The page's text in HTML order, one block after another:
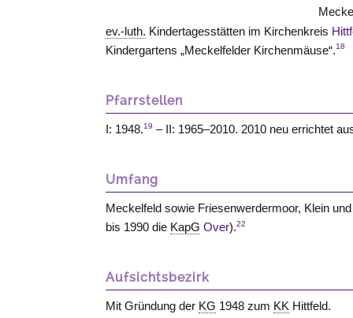
ev.-luth. Kindertagesstätten im Kirchenkreis
Kindergartens „Meckelfelder Kirchenmäuse“.18
Pfarrstellen
I: 1948.19 – II: 1965–2010. 2010 neu errichtet
Umfang
Meckelfeld sowie Friesenwerdermoor, Klein
bis 1990 die KapG Over).22
Aufsichtsbezirk
Mit Gründung der KG 1948 zum KK Hittfeld.